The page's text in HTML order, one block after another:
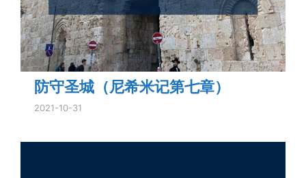
防守圣城（尼希米记第七章）
2021-10-31